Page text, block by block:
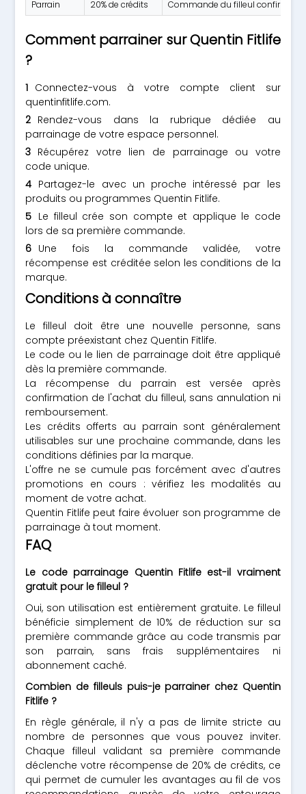
Parrain 20% de crédits Commande du filleul confirmée
Comment parrainer sur Quentin Fitlife
?
Connectez-vous à votre compte client sur
quentinfitlife.com.
Rendez-vous dans la rubrique dédiée au
parrainage de votre espace personnel.
Récupérez votre lien de parrainage ou votre
code unique.
Partagez-le avec un proche intéressé par les
produits ou programmes Quentin Fitlife.
Le filleul crée son compte et applique le code
lors de sa première commande.
Une fois la commande validée, votre
récompense est créditée selon les conditions de la
marque.
Conditions à connaître
Le filleul doit être une nouvelle personne, sans
compte préexistant chez Quentin Fitlife.
Le code ou le lien de parrainage doit être appliqué
dès la première commande.
La récompense du parrain est versée après
confirmation de l'achat du filleul, sans annulation ni
remboursement.
Les crédits offerts au parrain sont généralement
utilisables sur une prochaine commande, dans les
conditions définies par la marque.
L'offre ne se cumule pas forcément avec d'autres
promotions en cours : vérifiez les modalités au
moment de votre achat.
Quentin Fitlife peut faire évoluer son programme de
parrainage à tout moment.
FAQ
Le code parrainage Quentin Fitlife est-il vraiment
gratuit pour le filleul ?
Oui, son utilisation est entièrement gratuite. Le filleul
bénéficie simplement de 10% de réduction sur sa
première commande grâce au code transmis par
son parrain, sans frais supplémentaires ni
abonnement caché.
Combien de filleuls puis-je parrainer chez Quentin
Fitlife ?
En règle générale, il n'y a pas de limite stricte au
nombre de personnes que vous pouvez inviter.
Chaque filleul validant sa première commande
déclenche votre récompense de 20% de crédits, ce
qui permet de cumuler les avantages au fil de vos